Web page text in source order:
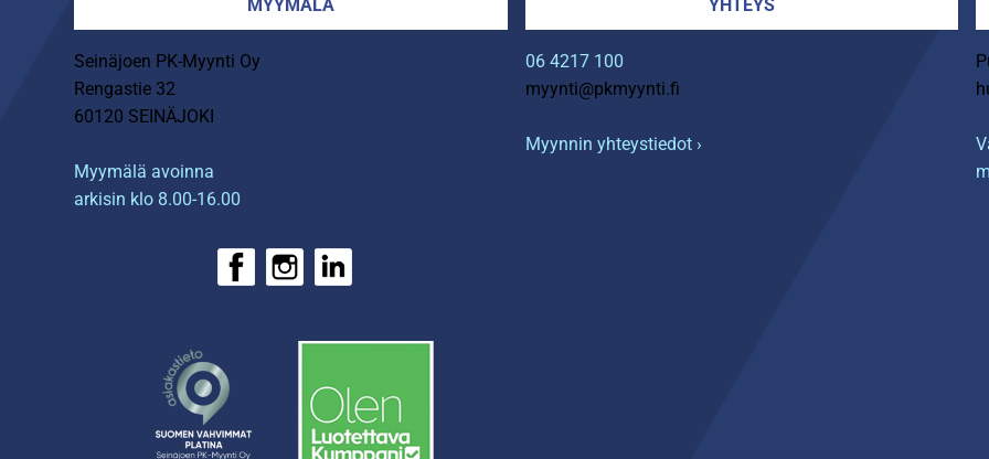
MYYMÄLÄ
Seinäjoen PK-Myynti Oy
Rengastie 32
60120 SEINÄJOKI
Myymälä avoinna
arkisin klo 8.00-16.00
YHTEYS
06 4217 100
myynti@pkmyynti.fi
Myynnin yhteystiedot ›